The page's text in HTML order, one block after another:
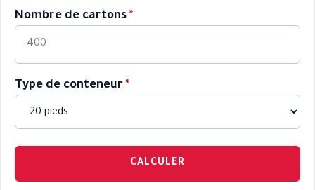
Nombre de cartons *
Type de conteneur *
CALCULER